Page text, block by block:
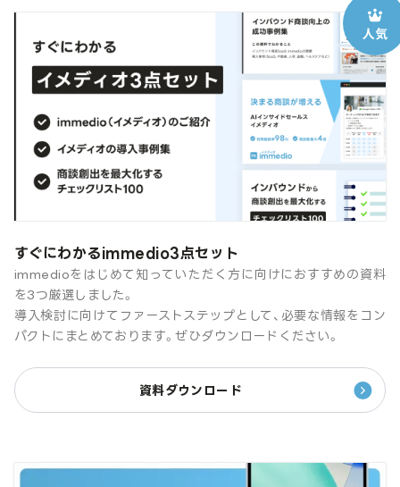
すぐにわかるimmedio3点セット
immedioをはじめて知っていただく方に向けにおすすめの資料
を3つ厳選しました。
導入検討に向けてファーストステップとして、必要な情報をコン
パクトにまとめております。ぜひダウンロードください。
資料ダウンロード